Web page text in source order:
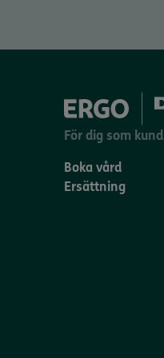
För dig som kund
Boka vård
Ersättning